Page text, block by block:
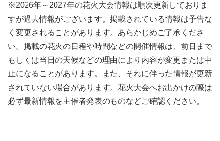
※2026年～2027年の花火大会情報は順次更新しておりま
すが過去情報がございます。掲載されている情報は予告な
く変更されることがあります。あらかじめご了承くださ
い。掲載の花火の日程や時間などの開催情報は、前日まで
もしくは当日の天候などの理由により内容が変更または中
止になることがあります。また、それに伴った情報が更新
されていない場合があります。花火大会へお出かけの際は
必ず最新情報を主催者発表のものなどご確認ください。